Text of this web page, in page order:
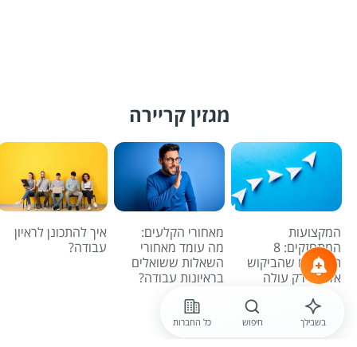
מגזין קריירה
המקצועות
המתחזקים: 8
תפקידים שהביקוש
אליהם רק עולה
מאחורי הקלעים:
מה עומד מאחורי
השאלות ששואלים
בראיונות עבודה?
איך להתכונן לראיון
עבודה?
לכל הכתבות
בשבילך חיפוש כל החברות